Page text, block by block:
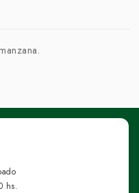
hs.